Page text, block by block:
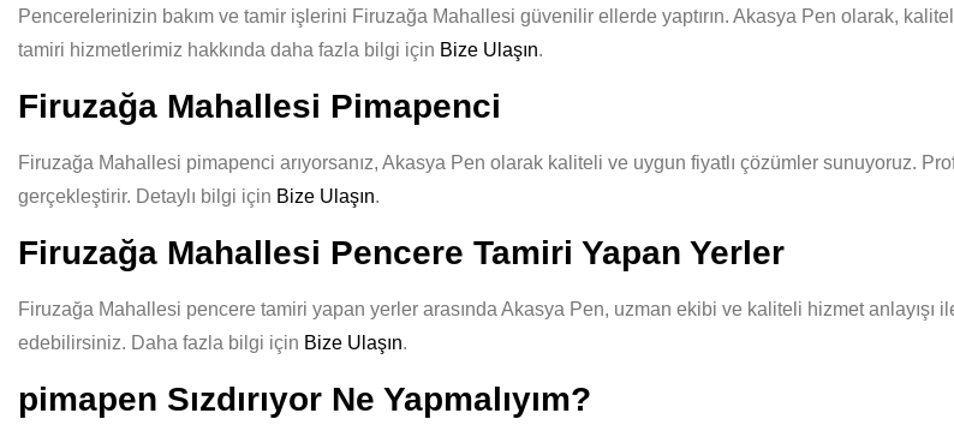
Pencerelerinizin bakım ve tamir işlerini Firuzağa Mahallesi güvenilir ellerde yaptırın. Akasya Pen olarak,
tamiri hizmetlerimiz hakkında daha fazla bilgi için Bize Ulaşın.
Firuzağa Mahallesi Pimapenci
Firuzağa Mahallesi pimapenci arıyorsanız, Akasya Pen olarak kaliteli ve uygun fiyatlı çözümler sunuyoruz.
gerçekleştirir. Detaylı bilgi için Bize Ulaşın.
Firuzağa Mahallesi Pencere Tamiri Yapan Yerler
Firuzağa Mahallesi pencere tamiri yapan yerler arasında Akasya Pen, uzman ekibi ve kaliteli hizmet anlayışı
edebilirsiniz. Daha fazla bilgi için Bize Ulaşın.
pimapen Sızdırıyor Ne Yapmalıyım?